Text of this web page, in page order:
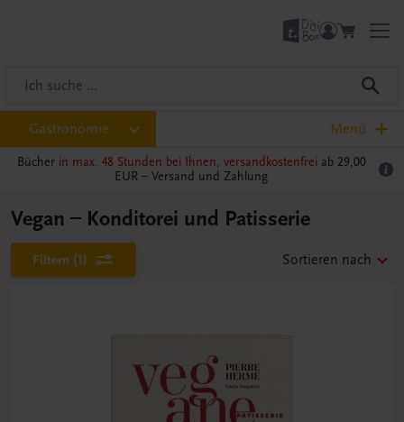
Gastronomie Menü
Bücher in max. 48 Stunden bei Ihnen, versandkostenfrei ab 29,00
EUR – Versand und Zahlung
Vegan – Konditorei und Patisserie
Filtern (1) Sortieren nach